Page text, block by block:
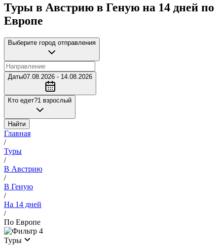
Туры в Австрию в Геную на 14 дней по
Европе
Выберите город отправления
Даты07.08.2026 - 14.08.2026
Кто едет?1 взрослый
Найти
Главная
/
Туры
/
В Австрию
/
В Геную
/
На 14 дней
/
По Европе
4
Туры